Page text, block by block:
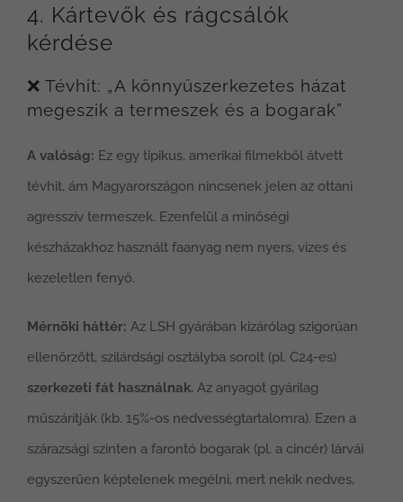
4. Kártevők és rágcsálók
kérdése
❌ Tévhit: „A könnyűszerkezetes házat
megeszik a termeszek és a bogarak”
A valóság: Ez egy tipikus, amerikai filmekből átvett
tévhit, ám Magyarországon nincsenek jelen az ottani
agresszív termeszek. Ezenfelül a minőségi
készházakhoz használt faanyag nem nyers, vizes és
kezeletlen fenyő.
Mérnöki háttér: Az LSH gyárában kizárólag szigorúan
ellenőrzött, szilárdsági osztályba sorolt (pl. C24-es)
szerkezeti fát használnak. Az anyagot gyárilag
műszárítják (kb. 15%-os nedvességtartalomra). Ezen a
szárazsági szinten a farontó bogarak (pl. a cincér) lárvái
egyszerűen képtelenek megélni, mert nekik nedves,